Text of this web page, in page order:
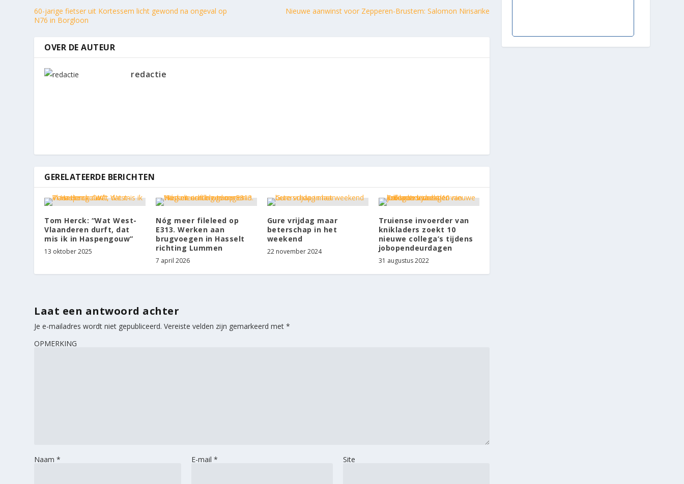
60-jarige fietser uit Kortessem licht gewond na ongeval op
N76 in Borgloon
Nieuwe aanwinst voor Zepperen-Brustem: Salomon Nirisarike
OVER DE AUTEUR
redactie
GERELATEERDE BERICHTEN
Tom Herck: “Wat West-
Vlaanderen durft, dat
mis ik in Haspengouw”
13 oktober 2025
Nóg meer fileleed op
E313. Werken aan
brugvoegen in Hasselt
richting Lummen
7 april 2026
Gure vrijdag maar
beterschap in het
weekend
22 november 2024
Truiense invoerder van
knikladers zoekt 10
nieuwe collega’s tijdens
jobopendeurdagen
31 augustus 2022
Laat een antwoord achter
Je e-mailadres wordt niet gepubliceerd. Vereiste velden zijn gemarkeerd met*
OPMERKING
Naam* E-mail * Site